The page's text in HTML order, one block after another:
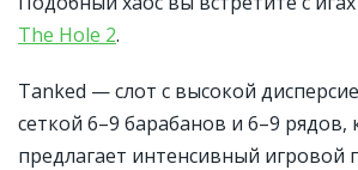
The Hole 2.
Tanked — слот с высокой
сеткой 6–9 барабанов и 6–9 рядов,
предлагает интенсивный игровой